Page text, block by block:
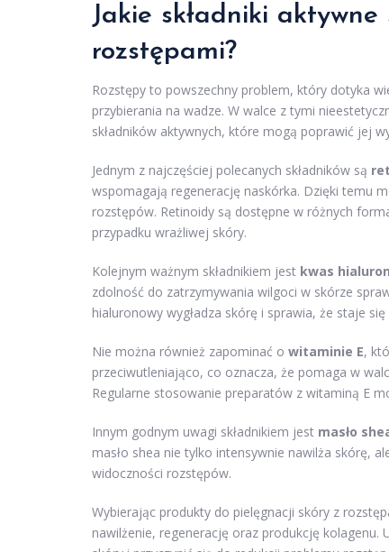
Jakie składniki
rozstępami?
Rozstępy to powszechny problem, który dotyka
przybierania na wadze. W walce z tymi
składników aktywnych, które mogą poprawić jej
Jednym z najczęściej polecanych składników są
wspomagają regenerację naskórka. Dzięki temu
rozstępów. Retinoidy są dostępne w różnych
przypadku wrażliwej skóry.
Kolejnym ważnym składnikiem jest kwas
zdolność do zatrzymywania wilgoci w skórze
hialuronowy wygładza skórę i sprawia, że staje
Nie można również zapominać o witaminie E,
przeciwutleniająco, co oznacza, że pomaga w
Regularne stosowanie preparatów z witaminą E
Innym godnym uwagi składnikiem jest masło
masło shea nie tylko intensywnie nawilża skórę,
widoczności rozstępów.
Wybierając produkty do pielęgnacji skóry z
nawilżenie, regenerację oraz produkcję